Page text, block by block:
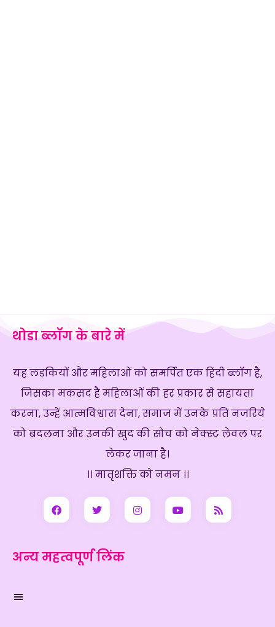
थोडा ब्लॉग के बारे में
यह लड़कियों और महिलाओं को समर्पित एक हिंदी ब्लॉग है,
जिसका मकसद है महिलाओं की हर प्रकार से सहायता
करना, उन्हें आत्मविश्वास देना, समाज में उनके प्रति नजरिये
को बदलना और उनकी खुद की सोच को नेक्स्ट लेवल पर
लेकर जाना है।
।। मातृशक्ति को नमन ।।
अन्य महत्वपूर्ण लिंक